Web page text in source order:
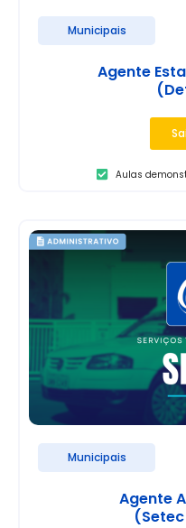
Municipais
Agente
Aulas
Municipais
Agente